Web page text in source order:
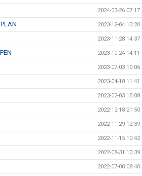
2024-03-26 07:17
2023-12-04 10:20
2023-11-28 14:37
2023-10-24 14:11
2023-07-03 10:06
2023-04-18 11:41
2023-02-03 15:08
2022-12-18 21:50
2022-11-29 12:39
2022-11-15 10:42
2022-08-31 10:39
2022-07-08 08:40